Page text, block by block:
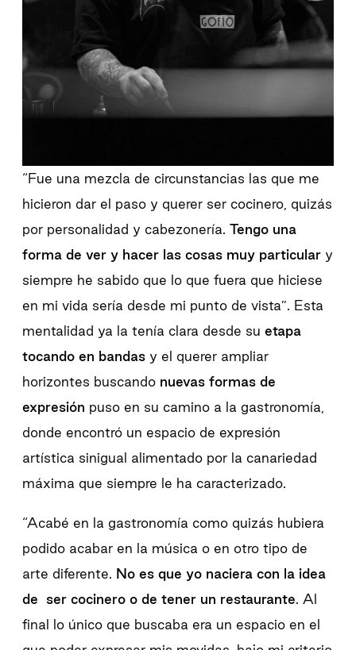
“Fue una mezcla de circunstancias las que me
hicieron dar el paso y querer ser cocinero, quizás
por personalidad y cabezonería. Tengo una
forma de ver y hacer las cosas muy particulary
siempre he sabido que lo que fuera que hiciese
en mi vida sería desde mi punto de vista”. Esta
mentalidad ya la tenía clara desde su etapa
tocando en bandasy el querer ampliar
horizontes buscando nuevas formas de
expresión puso en su camino a la gastronomía,
donde encontró un espacio de expresión
artística sinigual alimentado por la canariedad
máxima que siempre le ha caracterizado.
“Acabé en la gastronomía como quizás hubiera
podido acabar en la música o en otro tipo de
arte diferente. No es que yo naciera con la idea
de ser cocinero o de tener un restaurante. Al
final lo único que buscaba era un espacio en el